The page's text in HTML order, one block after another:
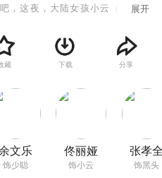
，这夜，大陆女孩小云（佟丽娅
不省人事的小云无法开车，无奈之
往自己干妈家中休息。翌日，小云
弟少聪（余文乐 饰）的陪伴下去取
敢回家取。天民感觉到小云隐瞒着
少聪似乎被小云吸引，愿意帮忙。
俩和歹徒们激战，小云伺机逃跑。
民酒吧被黑帮骚扰，少聪的士也被
至还遭到台湾黑帮的疯狂砍杀。两
展开
藏 下载 分享
文乐
饰少聪
佟丽娅
饰小云
张孝
饰黑头